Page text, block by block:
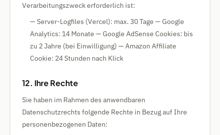
Verarbeitungszweck erforderlich ist:
— Server-Logfiles (Vercel): max. 30 Tage — Google
Analytics: 14 Monate — Google AdSense Cookies: bis
zu 2 Jahre (bei Einwilligung) — Amazon Affiliate
Cookie: 24 Stunden nach Klick
12. Ihre Rechte
Sie haben im Rahmen des anwendbaren
Datenschutzrechts folgende Rechte in Bezug auf Ihre
personenbezogenen Daten: